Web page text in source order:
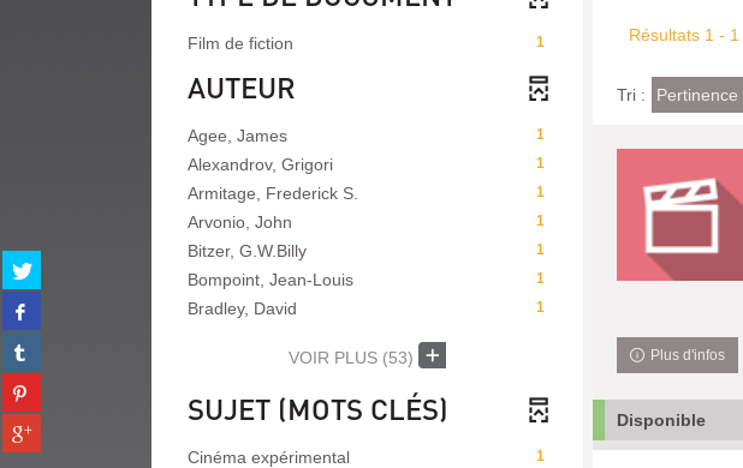
Partager
sur
twitter
(Nouvelle
fenêtre)
Partager
sur
facebook
(Nouvelle
fenêtre)
Partager
sur
tumblr
(Nouvelle
fenêtre)
Partager
sur
pinterest
(Nouvelle
Partager
sur
Résultats 1 - 1
Tri :(Effet
imédiat)
Pertinence
Plus d'infos
Disponible
1
Film de fiction
AUTEUR
1
Agee, James
1
Alexandrov, Grigori
1
Armitage, Frederick S.
1
Arvonio, John
1
Bitzer, G.W.Billy
1
Bompoint, Jean-Louis
1
Bradley, David
VOIR PLUS (53)
SUJET (MOTS CLÉS)
1
Cinéma expérimental